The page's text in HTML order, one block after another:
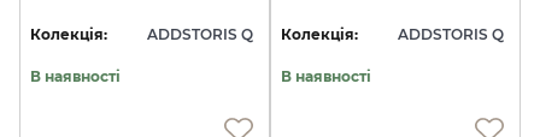
Колекція: ADDSTORIS Q
В наявності
Колекція: ADDSTORIS Q
В наявності